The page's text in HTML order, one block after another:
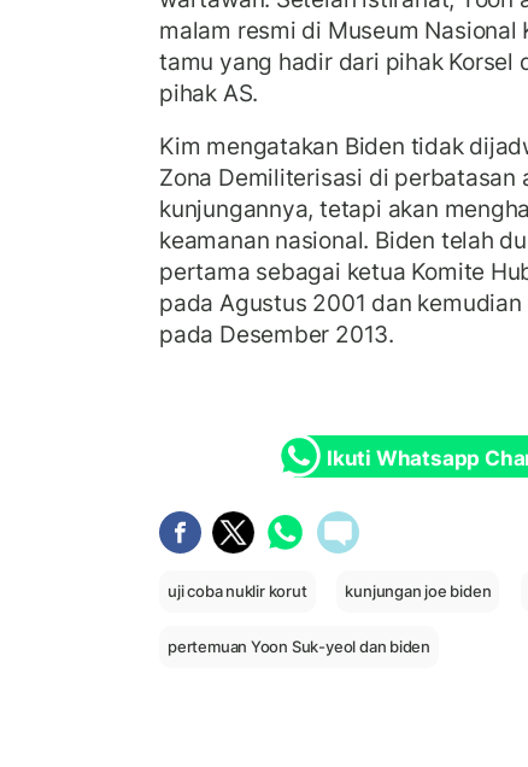
malam resmi di Museum
tamu yang hadir dari pihak Korsel
pihak AS.
Kim mengatakan Biden tidak
Zona Demiliterisasi di perbatasan
kunjungannya, tetapi akan
keamanan nasional. Biden telah
pertama sebagai ketua Komite
pada Agustus 2001 dan
pada Desember 2013.
Ikuti Whatsapp
uji coba nuklir korut kunjungan joe biden
pertemuan Yoon Suk-yeol dan biden